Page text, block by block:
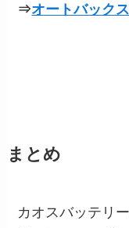
⇒オートバック
まとめ
カオスバッテリ